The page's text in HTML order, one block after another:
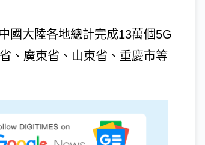
國大陸各地總計完成13萬個5G
、廣東省、山東省、重慶市等